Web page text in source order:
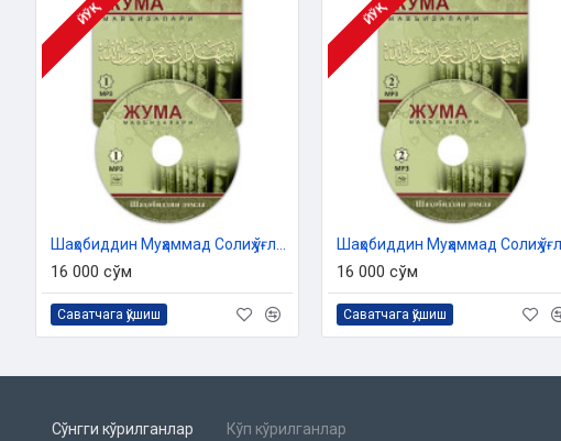
ЙЎҚ
16 000 сўм
Саватчага қўшиш
ЙЎҚ
16 000 сўм
Саватчага қўшиш
Сўнгги кўрилганлар Кўп кўрилганлар